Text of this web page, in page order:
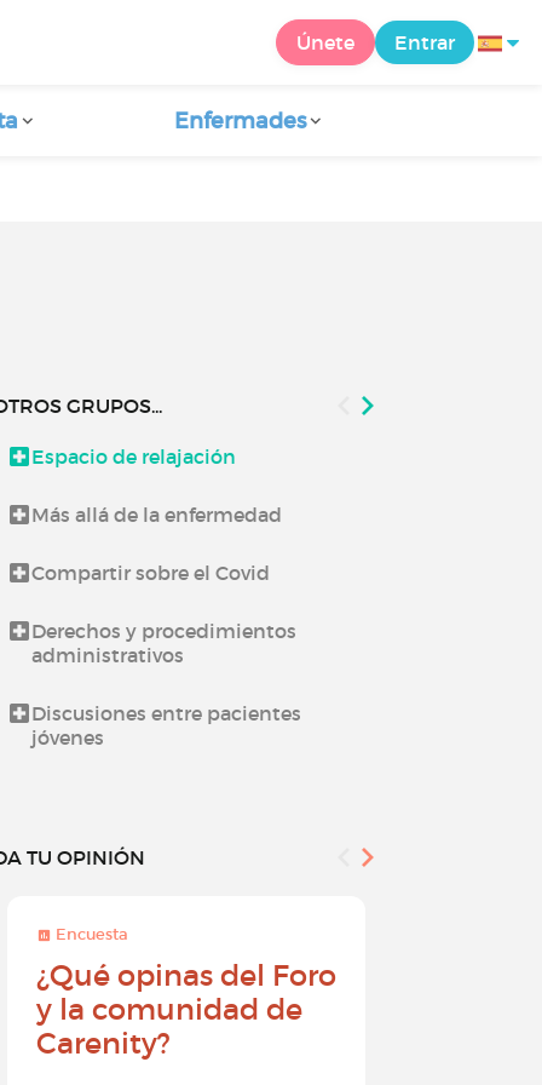
Únete Entrar
Enfermades
GRUPOS...
Espacio de relajación
Más allá de la enfermedad
Compartir sobre el Covid
Derechos y procedimientos
administrativos
Discusiones entre pacientes
jóvenes
TU OPINIÓN
Encuesta
¿Qué opinas del Foro
y la comunidad de
Carenity?